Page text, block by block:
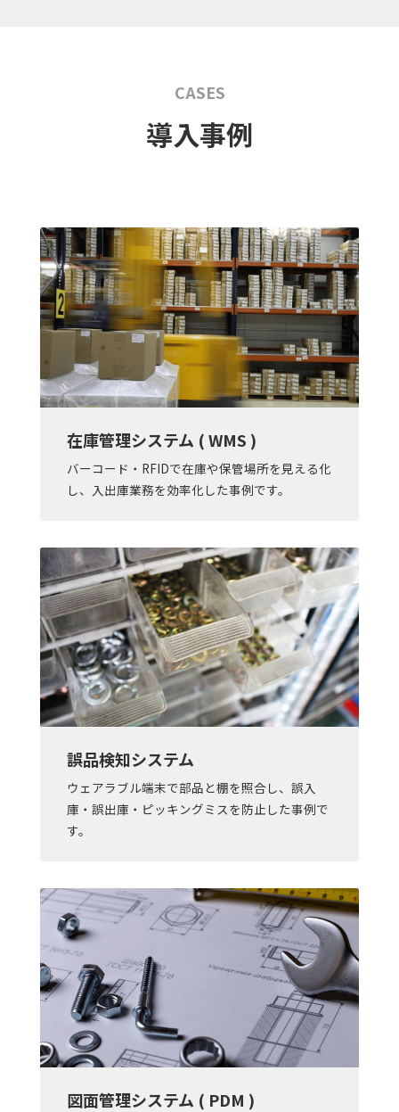
CASES
導入事例
在庫管理システム ( WMS )
バーコード・RFIDで在庫や保管場所を見える化
し、入出庫業務を効率化した事例です。
誤品検知システム
ウェアラブル端末で部品と棚を照合し、誤入
庫・誤出庫・ピッキングミスを防止した事例で
す。
図面管理システム ( PDM )